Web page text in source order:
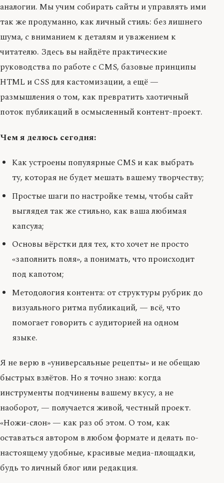
аналогии. Мы учим собирать сайты и управлять ими
так же продуманно, как личный стиль: без лишнего
шума, с вниманием к деталям и уважением к
читателю. Здесь вы найдёте практические
руководства по работе с CMS, базовые принципы
HTML и CSS для кастомизации, а ещё —
размышления о том, как превратить хаотичный
поток публикаций в осмысленный контент-проект.
Чем я делюсь сегодня:
Как устроены популярные CMS и как выбрать
ту, которая не будет мешать вашему творчеству;
Простые шаги по настройке темы, чтобы сайт
выглядел так же стильно, как ваша любимая
капсула;
Основы вёрстки для тех, кто хочет не просто
«заполнить поля», а понимать, что происходит
под капотом;
Методология контента: от структуры рубрик до
визуального ритма публикаций, — всё, что
помогает говорить с аудиторией на одном
языке.
Я не верю в «универсальные рецепты» и не обещаю
быстрых взлётов. Но я точно знаю: когда
инструменты подчинены вашему вкусу, а не
наоборот, — получается живой, честный проект.
«Ножи-слон» — как раз об этом. О том, как
оставаться автором в любом формате и делать по-
настоящему удобные, красивые медиа-площадки,
будь то личный блог или редакция.